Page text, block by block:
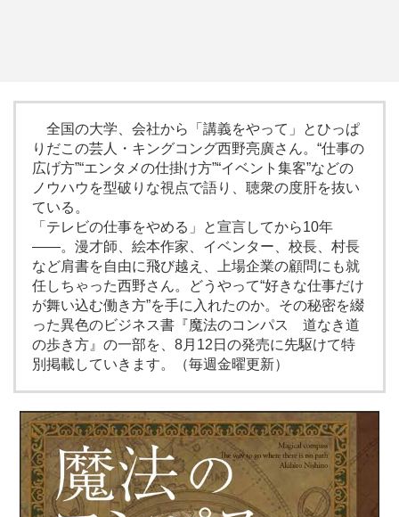
全国の大学、会社から「講義をやって」とひっぱ
りだこの芸人・キングコング西野亮廣さん。“仕事の
広げ方”“エンタメの仕掛け方”“イベント集客”などの
ノウハウを型破りな視点で語り、聴衆の度肝を抜い
ている。
「テレビの仕事をやめる」と宣言してから10年
――。漫才師、絵本作家、イベンター、校長、村長
など肩書を自由に飛び越え、上場企業の顧問にも就
任しちゃった西野さん。どうやって“好きな仕事だけ
が舞い込む働き方”を手に入れたのか。その秘密を綴
った異色のビジネス書『魔法のコンパス 道なき道
の歩き方』の一部を、8月12日の発売に先駆けて特
別掲載していきます。（毎週金曜更新）